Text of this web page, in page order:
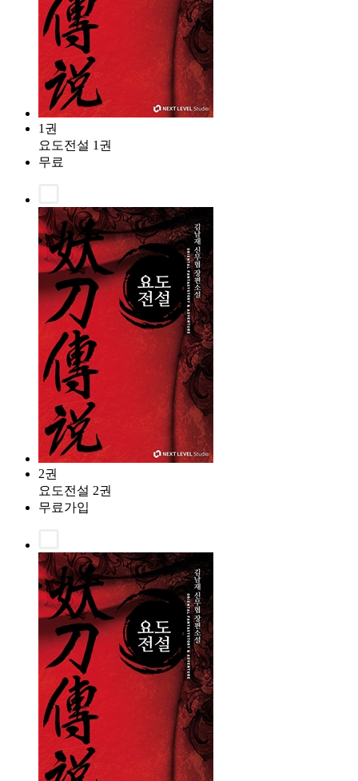
1권
요도전설 1권
무료
2권
요도전설 2권
무료가입